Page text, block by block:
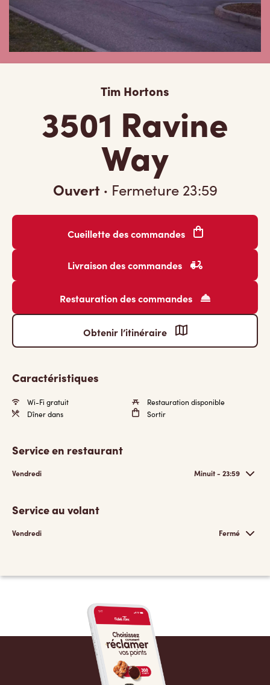
Tim Hortons
3501 Ravine
Way
Ouvert · Fermeture 23:59
Cueillette des commandes
Livraison des commandes
Restauration des commandes
Obtenir l’itinéraire
Caractéristiques
Wi-Fi gratuit
Restauration disponible
Dîner dans
Sortir
Service en restaurant
Vendredi Minuit - 23:59
Service au volant
Vendredi Fermé